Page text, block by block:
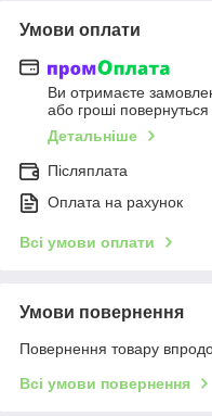
Умови оплати
Ви отримаєте
або гроші
Детальніше
Післяплата
Оплата на рахунок
Всі умови оплати
Умови повернення
Повернення товару
Всі умови повернення